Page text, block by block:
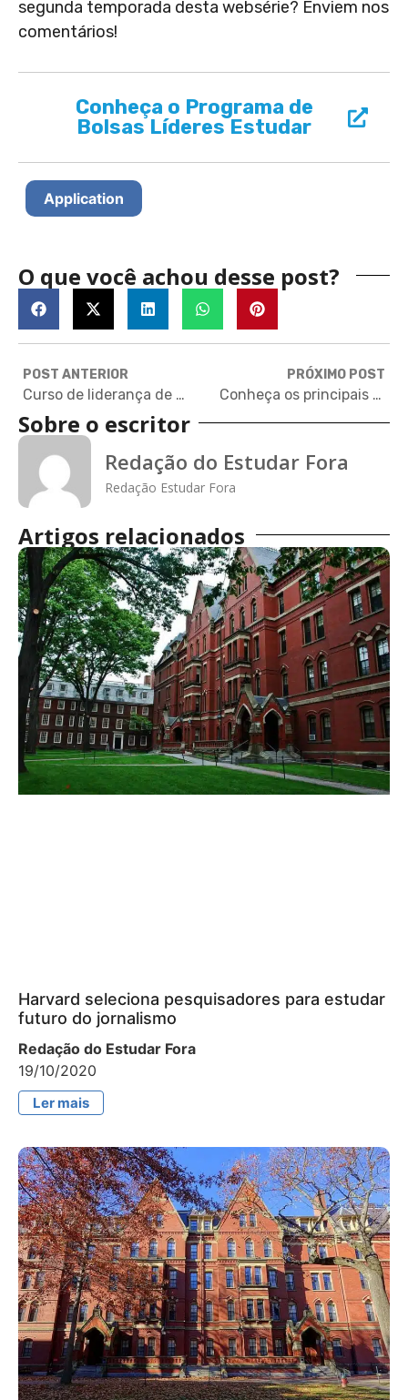
segunda temporada desta websérie? Enviem nos
comentários!
Conheça o Programa de
Bolsas Líderes Estudar
Application
O que você achou desse post?
POST ANTERIOR
Curso de liderança de Columbia oferece bolsas para gestores públicos brasileiros
PRÓXIMO POST
Conheça os principais programas de intercâmbio acadêmico
Sobre o escritor
Redação do Estudar Fora
Redação Estudar Fora
Artigos relacionados
Harvard seleciona pesquisadores para estudar
futuro do jornalismo
Redação do Estudar Fora
19/10/2020
Ler mais